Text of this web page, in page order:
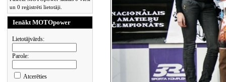
un 0 reģistrēti lietotāji.
Ienākt MOTOpower
Lietotājvārds:
Parole:
Atcerēties